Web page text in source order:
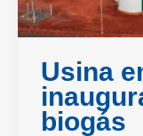
Usina
biogás